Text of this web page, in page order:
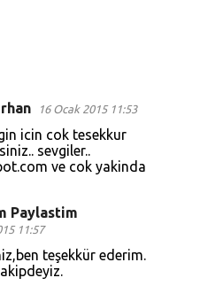
16 Ocak 2015 11:53
icin cok tesekkur
sevgiler..
ve cok yakinda
Paylastim
11:57
teşekkür ederim.